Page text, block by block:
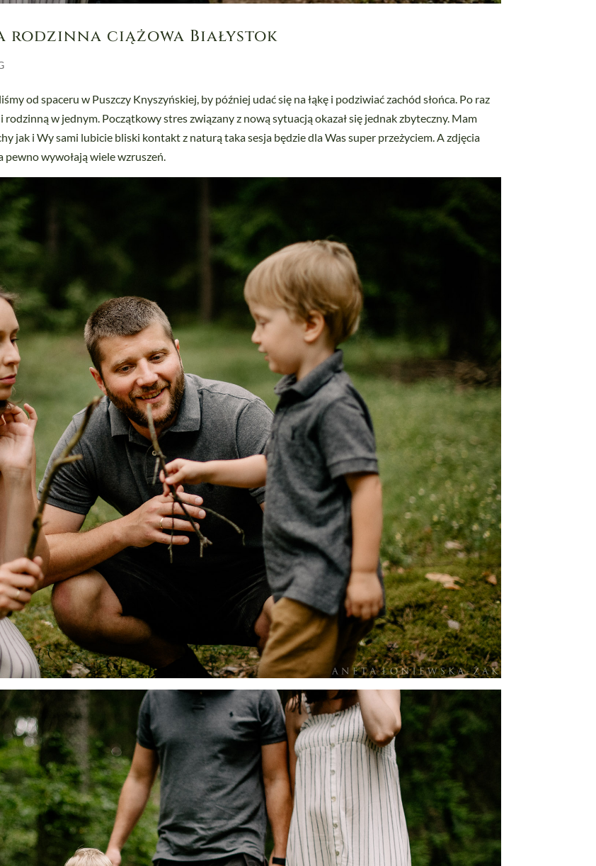
rodzinna ciążowa Białystok
od spaceru w Puszczy Knyszyńskiej, by później udać się na łąkę i podziwiać zachód słońca. Po raz
w jednym. Początkowy stres związany z nową sytuacją okazał się jednak zbyteczny. Mam
jak i Wy sami lubicie bliski kontakt z naturą taka sesja będzie dla Was super przeżyciem. A zdjęcia
wywołają wiele wzruszeń.